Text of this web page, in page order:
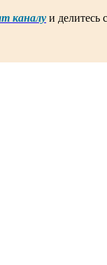
каналу и делитесь